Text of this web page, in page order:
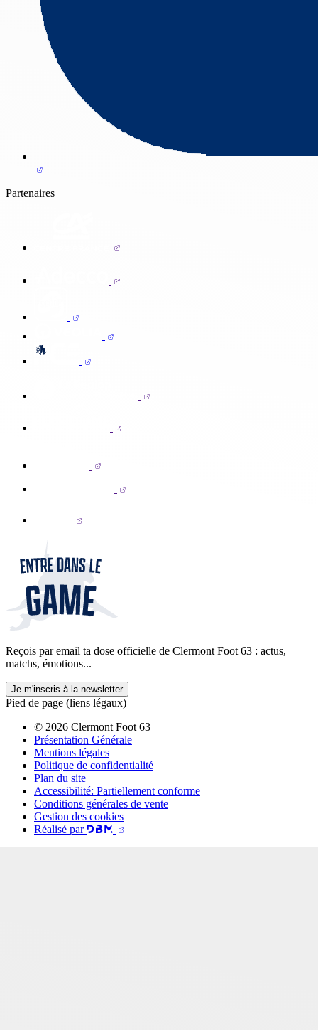
Partenaires
Reçois par email ta dose officielle de Clermont Foot 63 : actus,
matchs, émotions...
Je m'inscris à la newsletter
Pied de page (liens légaux)
© 2026 Clermont Foot 63
Présentation Générale
Mentions légales
Politique de confidentialité
Plan du site
Accessibilité: Partiellement conforme
Conditions générales de vente
Gestion des cookies
Réalisé par